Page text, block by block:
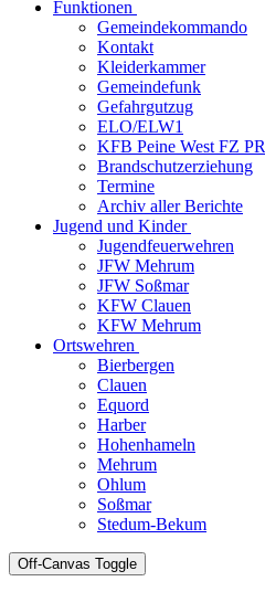
Funktionen
Gemeindekommando
Kontakt
Kleiderkammer
Gemeindefunk
Gefahrgutzug
ELO/ELW1
KFB Peine West FZ PR
Brandschutzerziehung
Termine
Archiv aller Berichte
Jugend und Kinder
Jugendfeuerwehren
JFW Mehrum
JFW Soßmar
KFW Clauen
KFW Mehrum
Ortswehren
Bierbergen
Clauen
Equord
Harber
Hohenhameln
Mehrum
Ohlum
Soßmar
Stedum-Bekum
Off-Canvas Toggle